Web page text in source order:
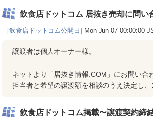
飲食店ドットコム 居抜き売却に問い
[飲食店ドットコム公開日] Mon Jun 07 00:00:00
譲渡者は個人オーナー様。
ネットより「居抜き情報.COM」にお問い合
担当者と希望の譲渡額を相談のうえ決定し、
飲食店ドットコム掲載〜譲渡契約締